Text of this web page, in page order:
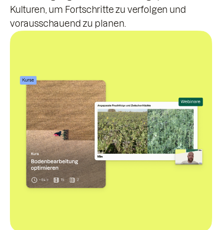
Kulturen, um Fortschritte zu verfolgen und
vorausschauend zu planen.